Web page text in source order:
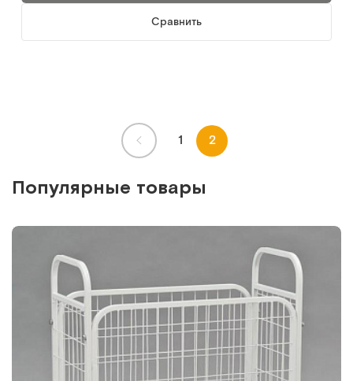
Сравнить
1 2
Популярные товары